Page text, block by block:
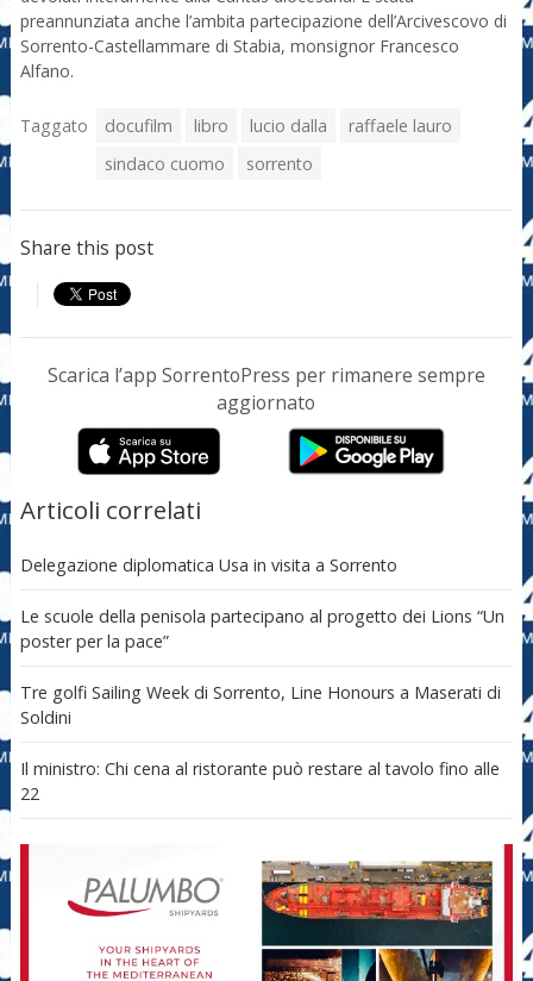
preannunziata anche l’ambita partecipazione dell’Arcivescovo di
Sorrento-Castellammare di Stabia, monsignor Francesco
Alfano.
Taggato docufilm libro lucio dalla
raffaele lauro
sindaco cuomo
sorrento
Share this post
Scarica l’app SorrentoPress per rimanere sempre
aggiornato
Articoli correlati
Delegazione diplomatica Usa in visita a Sorrento
Le scuole della penisola partecipano al progetto dei Lions “Un
poster per la pace”
Tre golfi Sailing Week di Sorrento, Line Honours a Maserati di
Soldini
Il ministro: Chi cena al ristorante può restare al tavolo fino alle
22